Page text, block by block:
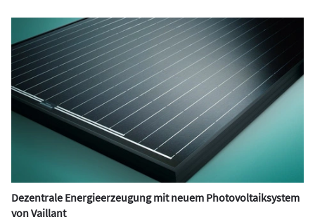
Dezentrale Energieerzeugung mit neuem Photovoltaiksystem
von Vaillant